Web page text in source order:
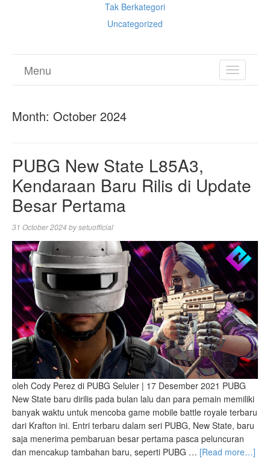
Tak Berkategori
Uncategorized
TOGGLE
Menu
Month: October 2024
PUBG New State L85A3,
Kendaraan Baru Rilis di Update
Besar Pertama
31 October 2024 bysetuofficial
oleh Cody Perez di PUBG Seluler | 17 Desember 2021 PUBG
New State baru dirilis pada bulan lalu dan para pemain memiliki
banyak waktu untuk mencoba game mobile battle royale terbaru
dari Krafton ini. Entri terbaru dalam seri PUBG, New State, baru
saja menerima pembaruan besar pertama pasca peluncuran
dan mencakup tambahan baru, seperti PUBG … [Read more…]